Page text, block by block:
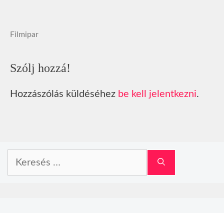
Filmipar
Szólj hozzá!
Hozzászólás küldéséhez be kell jelentkezni.